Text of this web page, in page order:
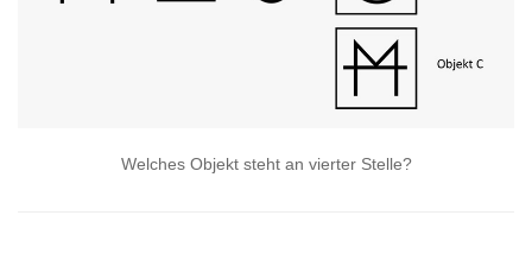
Welches Objekt steht an vierter Stelle?